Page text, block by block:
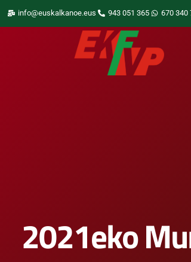
info@euskalkanoe.eus 943 051 365 670 340
2021eko